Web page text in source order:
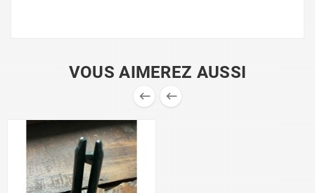
VOUS AIMEREZ AUSSI
 